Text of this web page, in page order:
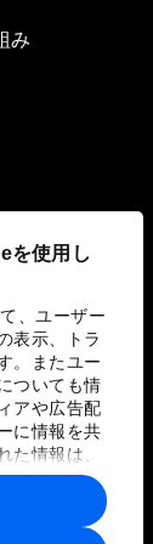
を使用し
、ユーザー
表示、トラ
。またユー
ついても情
アや広告配
に情報を共
た情報は、
した他の情
使用した際
れ、各パー
み